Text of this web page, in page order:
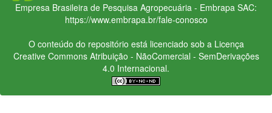
Empresa Brasileira de Pesquisa Agropecuária - Embrapa SAC:
https://www.embrapa.br/fale-conosco
O conteúdo do repositório está licenciado sob a Licença
Creative CommonsAtribuição - NãoComercial - SemDerivações
4.0 Internacional.